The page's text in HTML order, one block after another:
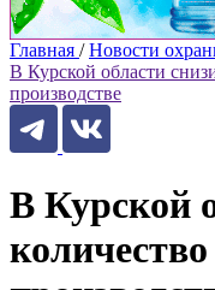
Главная / Новости
В Курской области
производстве
В Курской